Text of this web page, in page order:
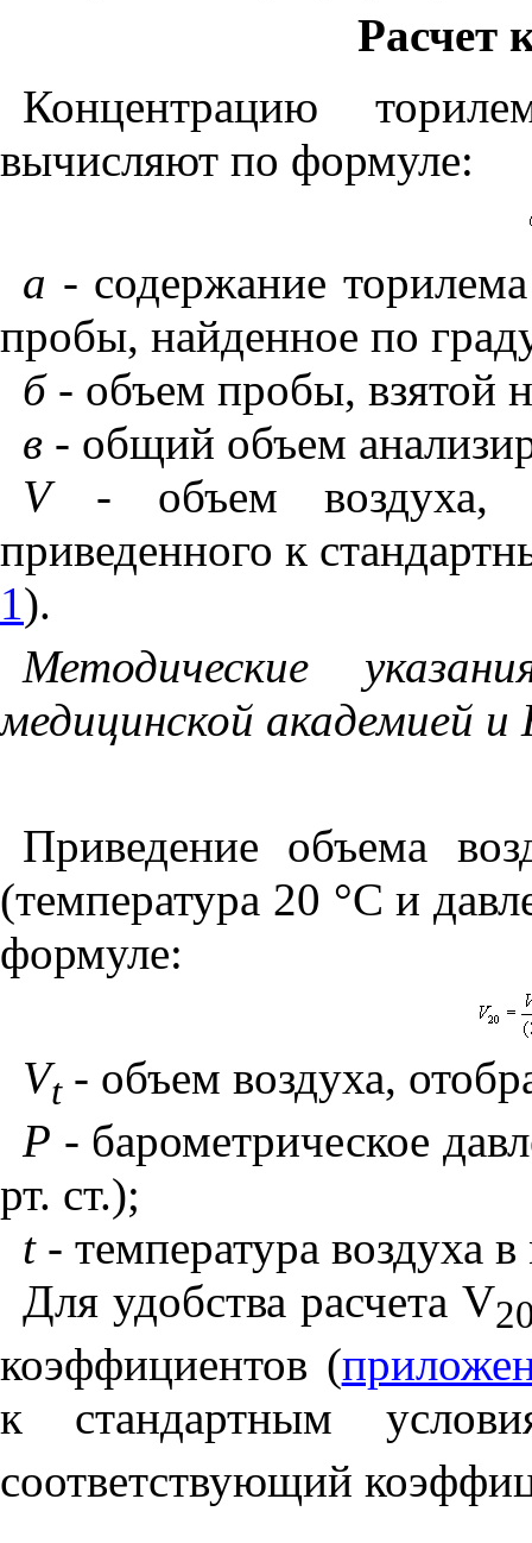
Расчет
Концентрацию
вычисляют по формуле:
а - содержание
пробы, найденное по
б - объем пробы, взятой
в - общий объем
V - объем воздуха,
приведенного к
1).
Методические
медицинской академией
Приведение объема
(температура 20 °С и
формуле:
Vt- объем воздуха,
Р - барометрическое
рт. ст.);
t- температура воздуха
Для удобства расчетаV
коэффициентов (
к стандартным
соответствующий